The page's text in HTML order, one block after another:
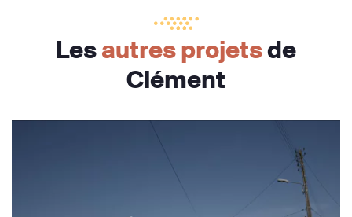
Lesautres projetsde
Clément